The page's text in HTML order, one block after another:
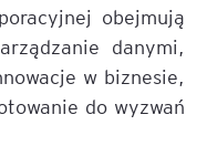
obejmują
danymi,
w biznesie,
do wyzwań